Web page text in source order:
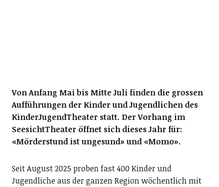
Von Anfang Mai bis Mitte Juli finden die grossen
Aufführungen der Kinder und Jugendlichen des
KinderJugendTheater statt. Der Vorhang im
SeesichtTheater öffnet sich dieses Jahr für:
«Mörderstund ist ungesund» und «Momo».
Seit August 2025 proben fast 400 Kinder und
Jugendliche aus der ganzen Region wöchentlich mit